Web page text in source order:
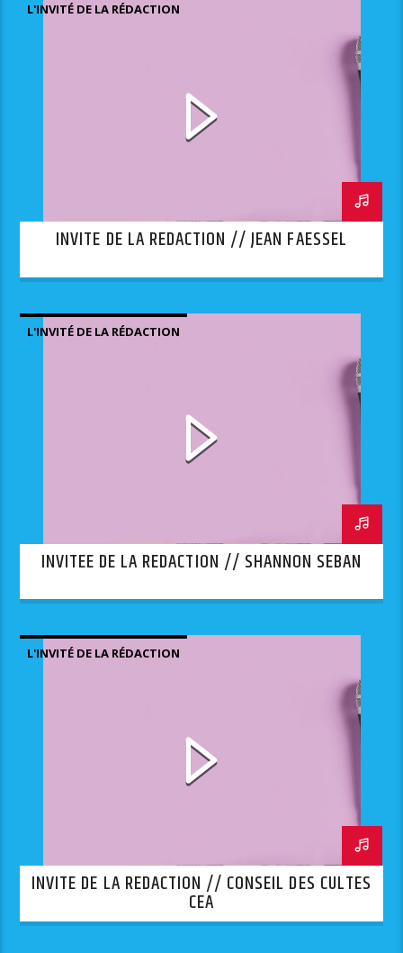
L'INVITÉ DE LA RÉDACTION
INVITE DE LA REDACTION // JEAN FAESSEL
L'INVITÉ DE LA RÉDACTION
INVITEE DE LA REDACTION // SHANNON SEBAN
L'INVITÉ DE LA RÉDACTION
INVITE DE LA REDACTION // CONSEIL DES CULTES
CEA